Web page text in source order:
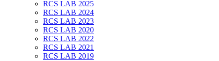
RCS LAB 2025
RCS LAB 2024
RCS LAB 2023
RCS LAB 2020
RCS LAB 2022
RCS LAB 2021
RCS LAB 2019